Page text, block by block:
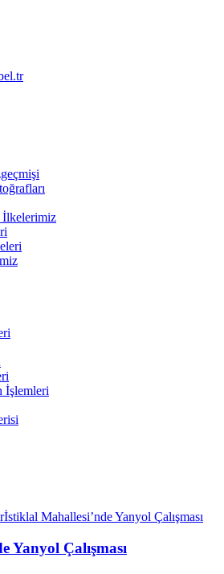
İşlemleri
İstiklal Mahallesi’nde Yanyol Çalışması
Yanyol Çalışması